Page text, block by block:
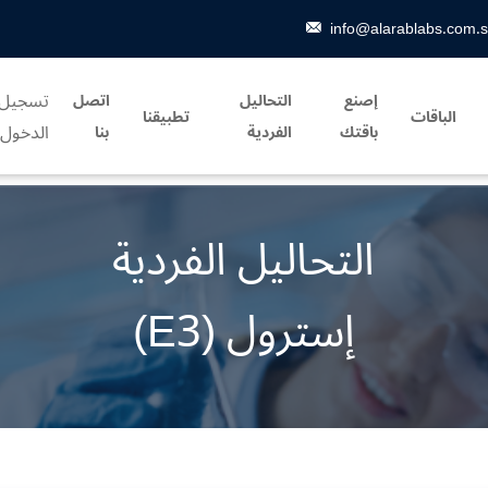
الباقات
إصنع
باقتك
التحاليل
الفردية
تطبيقنا
اتصل
بنا
الدخول
التحاليل الفردية
إسترول (E3)